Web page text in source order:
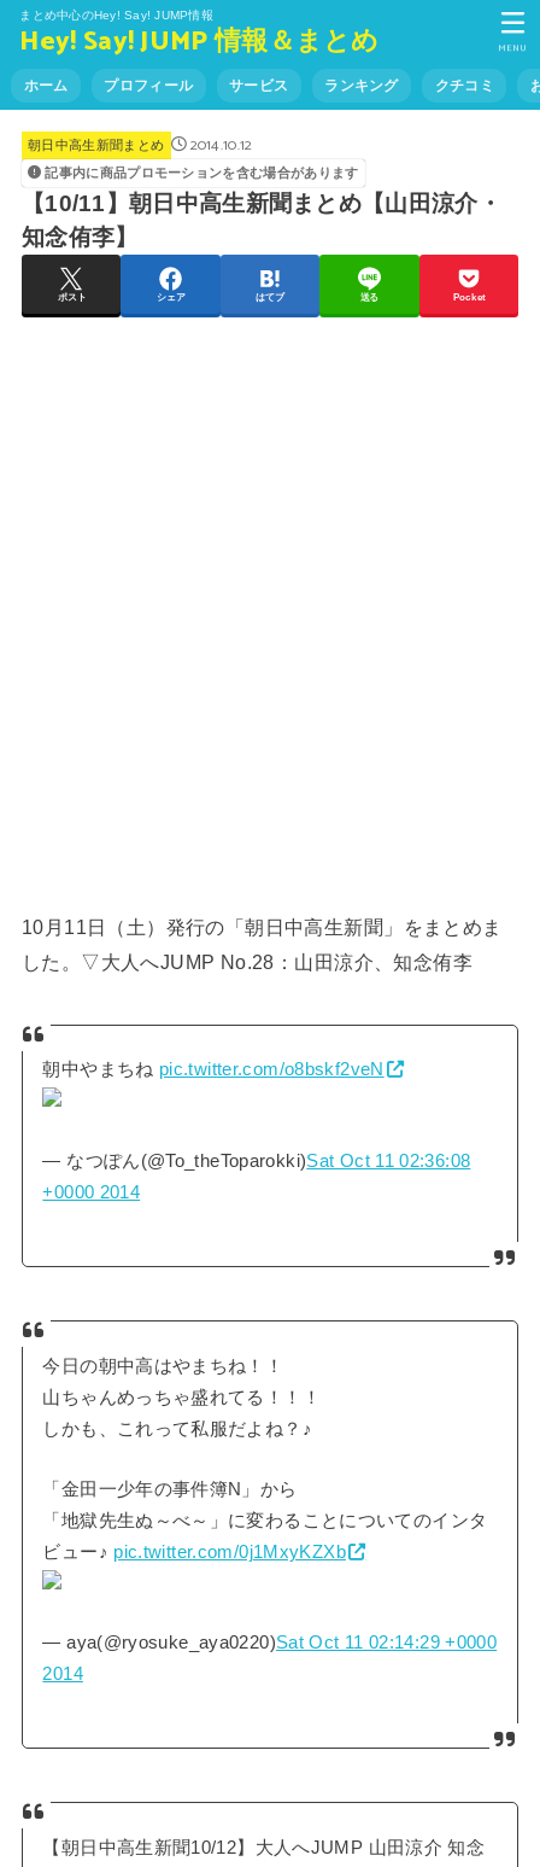
まとめ中心のHey! Say! JUMP情報
Hey! Say! JUMP 情報＆まとめ
ホーム プロフィール サービス ランキング クチコミ
MENU
朝日中高生新聞まとめ 2014.10.12
記事内に商品プロモーションを含む場合があります
【10/11】朝日中高生新聞まとめ【山田涼介・
知念侑李】
ポスト シェア はてブ 送る Pocket
10月11日（土）発行の「朝日中高生新聞」をまとめま
した。▽大人へJUMP No.28：山田涼介、知念侑李
朝中やまちね pic.twitter.com/o8bskf2veN
— なつぽん(@To_theToparokki)Sat Oct 11 02:36:08
+0000 2014
今日の朝中高はやまちね！！
山ちゃんめっちゃ盛れてる！！！
しかも、これって私服だよね？♪
「金田一少年の事件簿N」から
「地獄先生ぬ～べ～」に変わることについてのインタ
ビュー♪ pic.twitter.com/0j1MxyKZXb
— aya(@ryosuke_aya0220)Sat Oct 11 02:14:29 +0000
2014
【朝日中高生新聞10/12】大人へJUMP 山田涼介 知念